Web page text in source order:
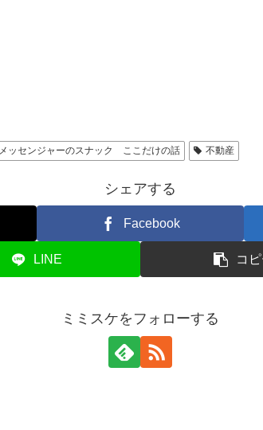
メッセンジャーのスナック ここだけの話 不動産
シェアする
Facebook
LINE コ
ミミスケをフォローする